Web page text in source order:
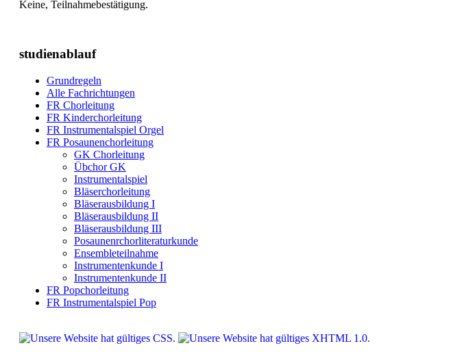
Keine, Teilnahmebestätigung.
studienablauf
Grundregeln
Alle Fachrichtungen
FR Chorleitung
FR Kinderchorleitung
FR Instrumentalspiel Orgel
FR Posaunenchorleitung
GK Chorleitung
Übchor GK
Instrumentalspiel
Bläserchorleitung
Bläserausbildung I
Bläserausbildung II
Bläserausbildung III
Posaunenrchorliteraturkunde
Ensembleteilnahme
Instrumentenkunde I
Instrumentenkunde II
FR Popchorleitung
FR Instrumentalspiel Pop